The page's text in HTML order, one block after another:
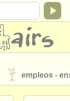
empleos -
instrumentos